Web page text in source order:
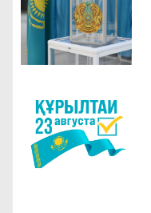
г
а
и
я